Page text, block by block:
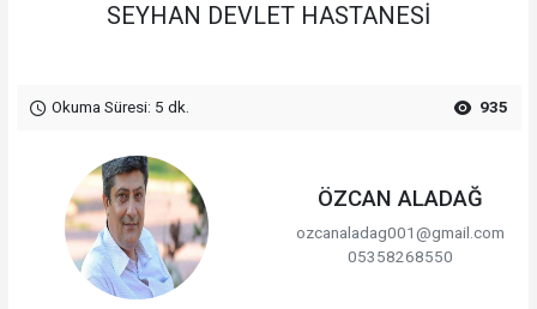
SEYHAN DEVLET HASTANESİ
Okuma Süresi: 5 dk. 935
ÖZCAN ALADAĞ
ozcanaladag001@gmail.com
05358268550